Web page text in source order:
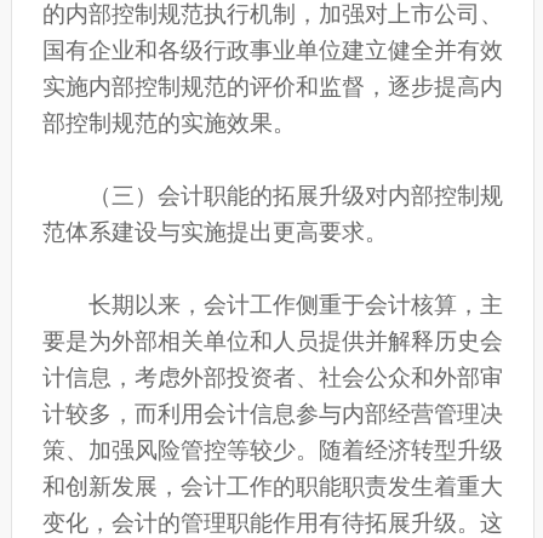
的内部控制规范执行机制，加强对上市公司、
国有企业和各级行政事业单位建立健全并有效
实施内部控制规范的评价和监督，逐步提高内
部控制规范的实施效果。
（三）会计职能的拓展升级对内部控制规
范体系建设与实施提出更高要求。
长期以来，会计工作侧重于会计核算，主
要是为外部相关单位和人员提供并解释历史会
计信息，考虑外部投资者、社会公众和外部审
计较多，而利用会计信息参与内部经营管理决
策、加强风险管控等较少。随着经济转型升级
和创新发展，会计工作的职能职责发生着重大
变化，会计的管理职能作用有待拓展升级。这